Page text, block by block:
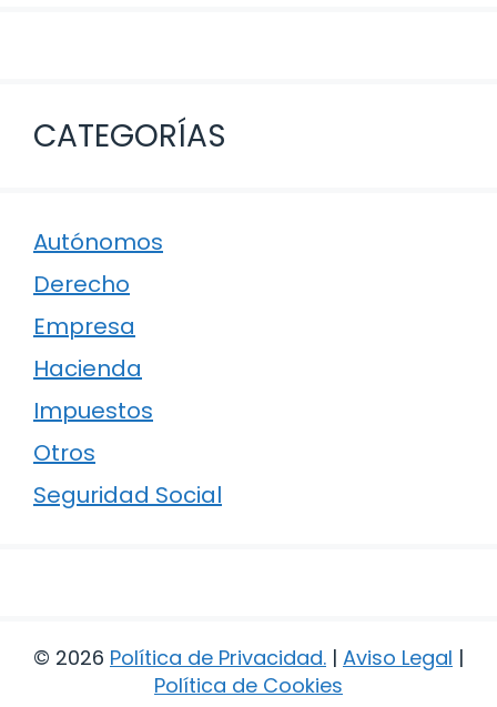
CATEGORÍAS
Autónomos
Derecho
Empresa
Hacienda
Impuestos
Otros
Seguridad Social
© 2026 Política de Privacidad. | Aviso Legal |
Política de Cookies